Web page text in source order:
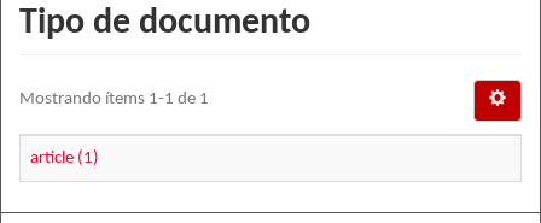
Tipo de documento
Mostrando ítems 1-1 de 1
article (1)